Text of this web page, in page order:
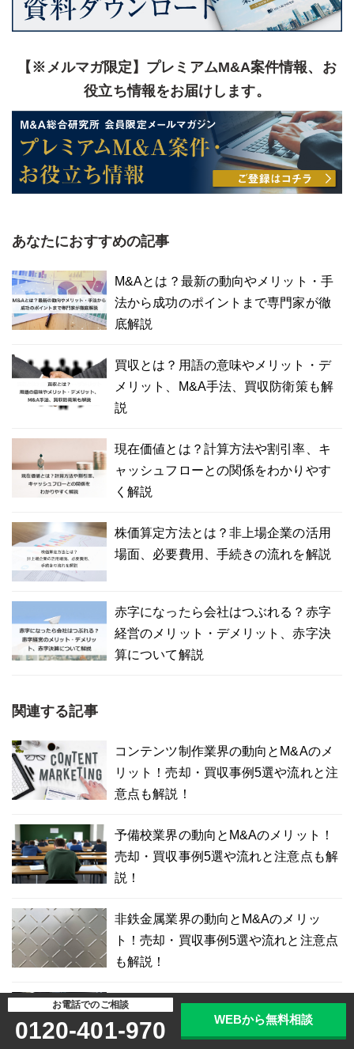
【※メルマガ限定】プレミアムM&A案件情報、お
役立ち情報をお届けします。
あなたにおすすめの記事
M&Aとは？最新の動向やメリット・手
法から成功のポイントまで専門家が徹
底解説
買収とは？用語の意味やメリット・デ
メリット、M&A手法、買収防衛策も解
説
現在価値とは？計算方法や割引率、キ
ャッシュフローとの関係をわかりやす
く解説
株価算定方法とは？非上場企業の活用
場面、必要費用、手続きの流れを解説
赤字になったら会社はつぶれる？赤字
経営のメリット・デメリット、赤字決
算について解説
関連する記事
コンテンツ制作業界の動向とM&Aのメ
リット！売却・買収事例5選や流れと注
意点も解説！
予備校業界の動向とM&Aのメリット！
売却・買収事例5選や流れと注意点も解
説！
非鉄金属業界の動向とM&Aのメリッ
ト！売却・買収事例5選や流れと注意点
も解説！
家電量販店業界の動向とM&Aのメリッ
ト！売却・買収事例5選や流れと注意点
お電話でのご相談
0120-401-970 WEBから無料相談